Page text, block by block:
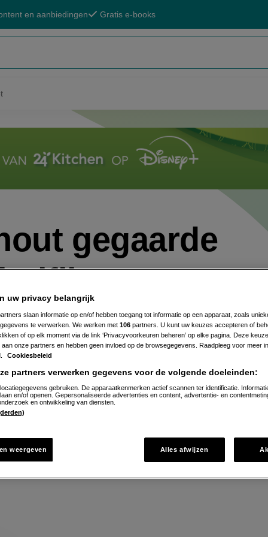
en aanbiedingen Gratis e-books
gegaarde
Beoordeel
'Op
cederhout
gegaarde
scholfilet'
scholfilet op 24Kitchen Food Truck Challenge.
min. voorbereiden
uw privacy belangrijk
slaan informatie op en/of hebben toegang tot informatie op een apparaat, zoals
te verwerken. We werken met 106 partners. U kunt uw keuzes accepteren of
of op elk moment via de link ‘Privacyvoorkeuren beheren’ op elke pagina. Deze
onze partners en hebben geen invloed op de browsegegevens. Raadpleeg voor meer
Cookiesbeleid
partners verwerken gegevens voor de volgende doeleinden:
gebruiken. De apparaatkenmerken actief scannen ter identificatie.
en/of openen. Gepersonaliseerde advertenties en content, advertentie- en
en ontwikkeling van diensten.
weergeven Alles afwijzen